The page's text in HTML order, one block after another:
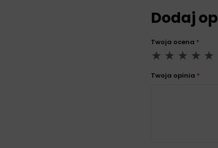
Dodaj
Twoja ocena *
Twoja opinia *